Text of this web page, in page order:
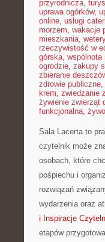
przyrodnicza,
uprawa ogórków,
online, usługi
morzem, wakacje
mieszkania,
rzeczywistość w
górska, wspólnota
ogrodzie, zakupy
zbieranie
zdrowie publiczne,
krem, zwiedzanie
żywienie zwierząt
funkcjonalna,
Sala Lacerta to
czytelnik może
osobach, które
pośpiechu i
rozwiązań
wydarzenia oraz
i Inspiracje
etapów